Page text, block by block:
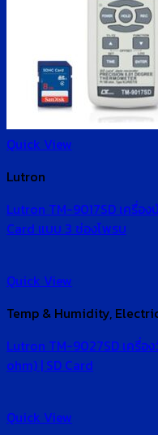
Quick View
Lutron
Lutron TM-9017SD เครื่
Card แบบ 3 ช่องโพรบ
Quick View
Temp & Humidity,
Lutron TM-9027SD เครื่
ohm) | SD Card
Quick View